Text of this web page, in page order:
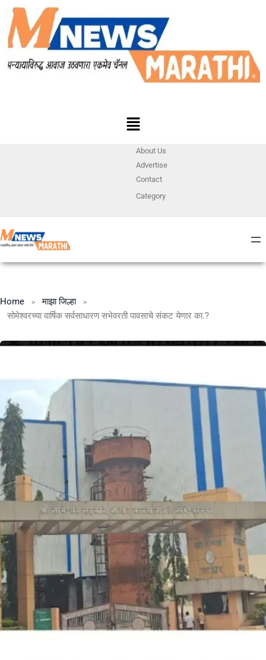
About Us
Advertise
Contact
Category
Home
माझा जिल्हा
सोमेश्वरच्या वार्षिक सर्वसाधारण सभेवरती पावसाचे संकट येणार का.?